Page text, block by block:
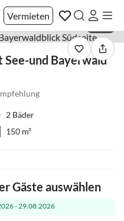
Vermieten
See-und Bayerwald
2 Bäder
150 m²
Gäste auswählen
- 29.08.2026